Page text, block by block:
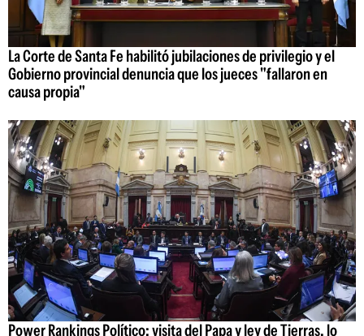
La Corte de Santa Fe habilitó jubilaciones de privilegio y el
Gobierno provincial denuncia que los jueces "fallaron en
causa propia"
Power Rankings Político: visita del Papa y ley de Tierras, lo